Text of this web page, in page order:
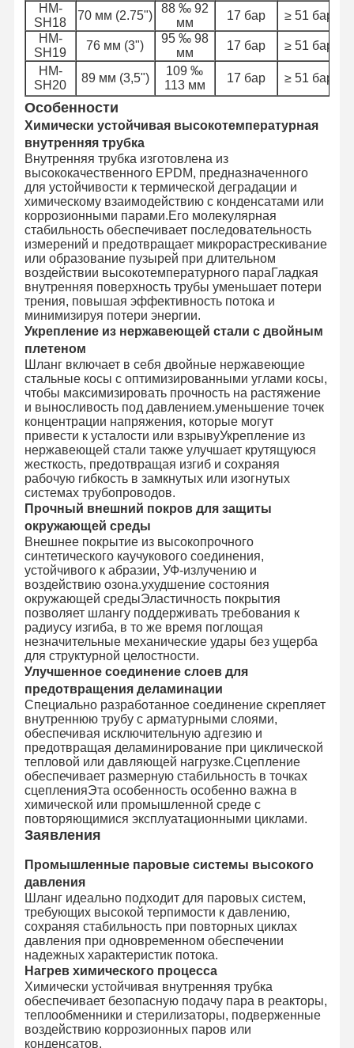
HM-
SH18
70 мм (2.75")
88 ‰ 92
мм
17 бар ≥ 51 бар
HM-
SH19
76 мм (3")
95 ‰ 98
мм
17 бар ≥ 51 бар
HM-
SH20
89 мм (3,5")
109 ‰
113 мм
17 бар ≥ 51 бар
Особенности
Химически устойчивая высокотемпературная
внутренняя трубка
Внутренняя трубка изготовлена из
высококачественного EPDM, предназначенного
для устойчивости к термической деградации и
химическому взаимодействию с конденсатами или
коррозионными парами.Его молекулярная
стабильность обеспечивает последовательность
измерений и предотвращает микрорастрескивание
или образование пузырей при длительном
воздействии высокотемпературного параГладкая
внутренняя поверхность трубы уменьшает потери
трения, повышая эффективность потока и
минимизируя потери энергии.
Укрепление из нержавеющей стали с двойным
плетеном
Шланг включает в себя двойные нержавеющие
стальные косы с оптимизированными углами косы,
чтобы максимизировать прочность на растяжение
и выносливость под давлением.уменьшение точек
концентрации напряжения, которые могут
привести к усталости или взрывуУкрепление из
нержавеющей стали также улучшает крутящуюся
жесткость, предотвращая изгиб и сохраняя
рабочую гибкость в замкнутых или изогнутых
системах трубопроводов.
Прочный внешний покров для защиты
окружающей среды
Внешнее покрытие из высокопрочного
синтетического каучукового соединения,
устойчивого к абразии, УФ-излучению и
воздействию озона.ухудшение состояния
окружающей средыЭластичность покрытия
позволяет шлангу поддерживать требования к
радиусу изгиба, в то же время поглощая
незначительные механические удары без ущерба
для структурной целостности.
Улучшенное соединение слоев для
предотвращения деламинации
Специально разработанное соединение скрепляет
внутреннюю трубу с арматурными слоями,
обеспечивая исключительную адгезию и
предотвращая деламинирование при циклической
тепловой или давляющей нагрузке.Сцепление
обеспечивает размерную стабильность в точках
сцепленияЭта особенность особенно важна в
химической или промышленной среде с
повторяющимися эксплуатационными циклами.
Заявления
Промышленные паровые системы высокого
давления
Шланг идеально подходит для паровых систем,
требующих высокой терпимости к давлению,
сохраняя стабильность при повторных циклах
давления при одновременном обеспечении
надежных характеристик потока.
Нагрев химического процесса
Химически устойчивая внутренняя трубка
обеспечивает безопасную подачу пара в реакторы,
теплообменники и стерилизаторы, подверженные
воздействию коррозионных паров или
конденсатов.